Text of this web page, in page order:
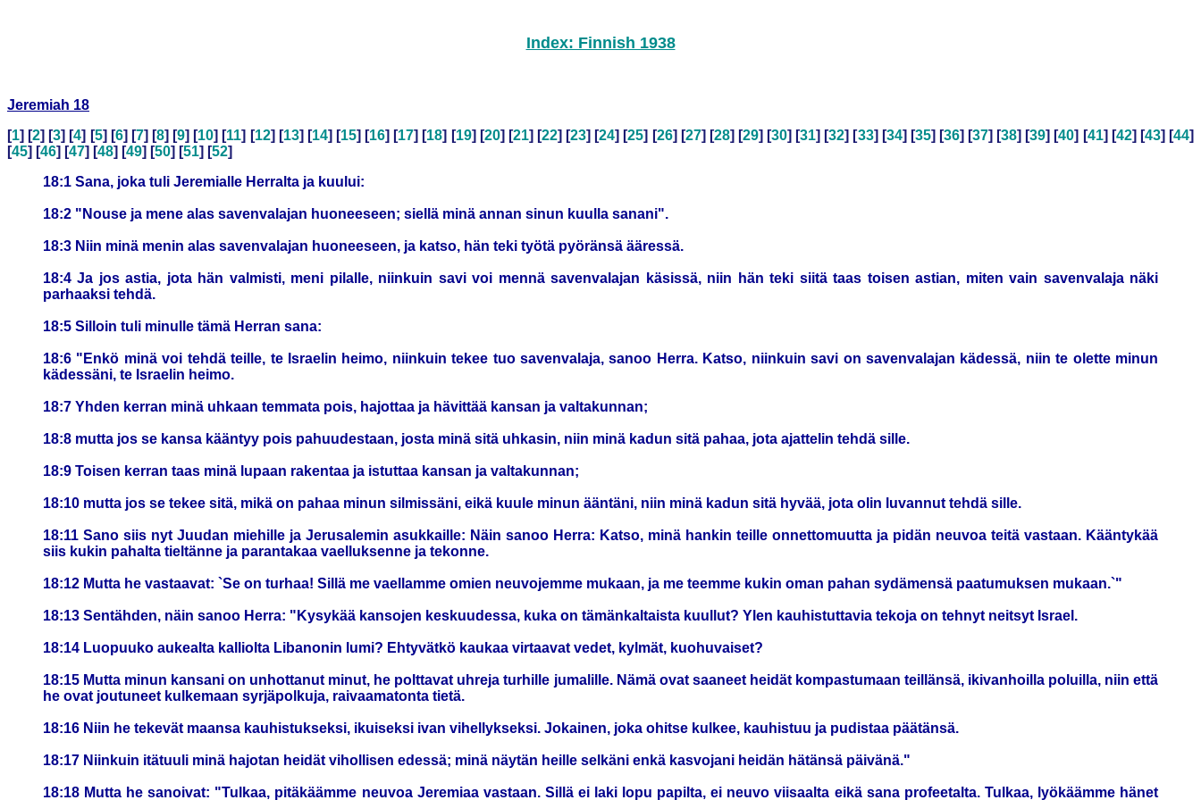
Index: Finnish 1938
Jeremiah 18
[1] [2] [3] [4] [5] [6] [7] [8] [9] [10] [11] [12] [13] [14] [15] [16] [17] [18] [19] [20] [21] [22] [23] [24] [25] [26] [27] [28] [29] [30] [31] [32] [33] [34] [35] [36] [37] [38] [39] [40] [41] [42] [43] [44]
[45] [46] [47] [48] [49] [50] [51] [52]
18:1 Sana, joka tuli Jeremialle Herralta ja kuului:
18:2 "Nouse ja mene alas savenvalajan huoneeseen; siellä minä annan sinun kuulla sanani".
18:3 Niin minä menin alas savenvalajan huoneeseen, ja katso, hän teki työtä pyöränsä ääressä.
18:4 Ja jos astia, jota hän valmisti, meni pilalle, niinkuin savi voi mennä savenvalajan käsissä, niin hän teki siitä taas toisen astian, miten vain savenvalaja näki
parhaaksi tehdä.
18:5 Silloin tuli minulle tämä Herran sana:
18:6 "Enkö minä voi tehdä teille, te Israelin heimo, niinkuin tekee tuo savenvalaja, sanoo Herra. Katso, niinkuin savi on savenvalajan kädessä, niin te olette minun
kädessäni, te Israelin heimo.
18:7 Yhden kerran minä uhkaan temmata pois, hajottaa ja hävittää kansan ja valtakunnan;
18:8 mutta jos se kansa kääntyy pois pahuudestaan, josta minä sitä uhkasin, niin minä kadun sitä pahaa, jota ajattelin tehdä sille.
18:9 Toisen kerran taas minä lupaan rakentaa ja istuttaa kansan ja valtakunnan;
18:10 mutta jos se tekee sitä, mikä on pahaa minun silmissäni, eikä kuule minun ääntäni, niin minä kadun sitä hyvää, jota olin luvannut tehdä sille.
18:11 Sano siis nyt Juudan miehille ja Jerusalemin asukkaille: Näin sanoo Herra: Katso, minä hankin teille onnettomuutta ja pidän neuvoa teitä vastaan. Kääntykää
siis kukin pahalta tieltänne ja parantakaa vaelluksenne ja tekonne.
18:12 Mutta he vastaavat: `Se on turhaa! Sillä me vaellamme omien neuvojemme mukaan, ja me teemme kukin oman pahan sydämensä paatumuksen mukaan.`"
18:13 Sentähden, näin sanoo Herra: "Kysykää kansojen keskuudessa, kuka on tämänkaltaista kuullut? Ylen kauhistuttavia tekoja on tehnyt neitsyt Israel.
18:14 Luopuuko aukealta kalliolta Libanonin lumi? Ehtyvätkö kaukaa virtaavat vedet, kylmät, kuohuvaiset?
18:15 Mutta minun kansani on unhottanut minut, he polttavat uhreja turhille jumalille. Nämä ovat saaneet heidät kompastumaan teillänsä, ikivanhoilla poluilla, niin että
he ovat joutuneet kulkemaan syrjäpolkuja, raivaamatonta tietä.
18:16 Niin he tekevät maansa kauhistukseksi, ikuiseksi ivan vihellykseksi. Jokainen, joka ohitse kulkee, kauhistuu ja pudistaa päätänsä.
18:17 Niinkuin itätuuli minä hajotan heidät vihollisen edessä; minä näytän heille selkäni enkä kasvojani heidän hätänsä päivänä."
18:18 Mutta he sanoivat: "Tulkaa, pitäkäämme neuvoa Jeremiaa vastaan. Sillä ei laki lopu papilta, ei neuvo viisaalta eikä sana profeetalta. Tulkaa, lyökäämme hänet